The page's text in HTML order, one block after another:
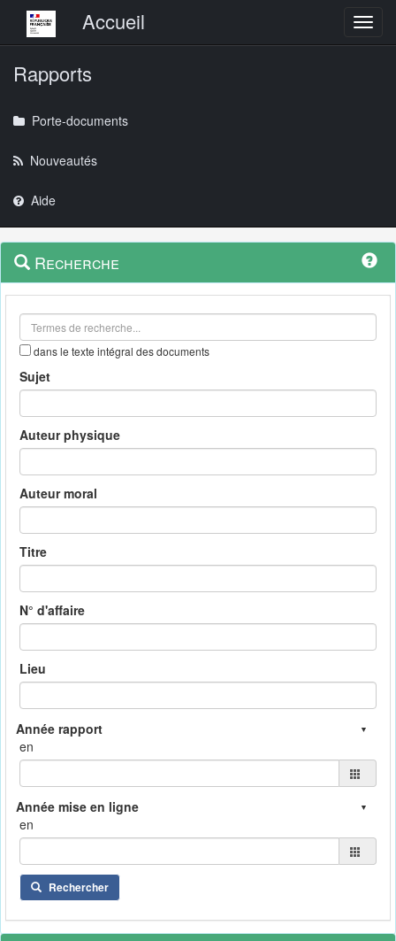
Menu principalAccueil
Rapports
Porte-documents
Nouveautés
Aide
Navigation
outils
Menu
contextuel
Recherche
dans le texte intégral des documents
Sujet
Auteur physique
Auteur moral
Titre
N° d'affaire
Lieu
en
en
Rechercher